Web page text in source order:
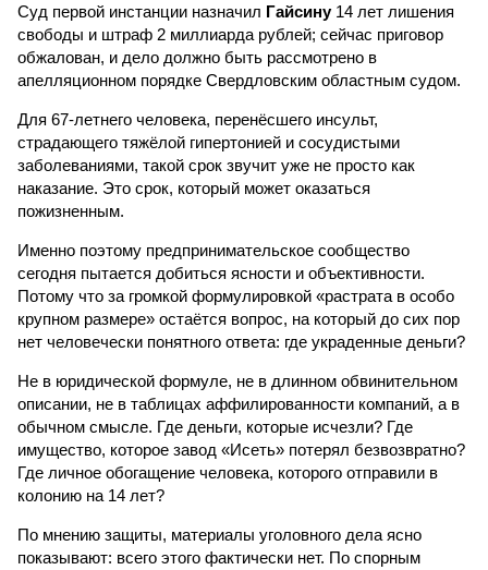
Суд первой инстанции назначил Гайсину 14 лет лишения
свободы и штраф 2 миллиарда рублей; сейчас приговор
обжалован, и дело должно быть рассмотрено в
апелляционном порядке Свердловским областным судом.
Для 67-летнего человека, перенёсшего инсульт,
страдающего тяжёлой гипертонией и сосудистыми
заболеваниями, такой срок звучит уже не просто как
наказание. Это срок, который может оказаться
пожизненным.
Именно поэтому предпринимательское сообщество
сегодня пытается добиться ясности и объективности.
Потому что за громкой формулировкой «растрата в особо
крупном размере» остаётся вопрос, на который до сих пор
нет человечески понятного ответа: где украденные деньги?
Не в юридической формуле, не в длинном обвинительном
описании, не в таблицах аффилированности компаний, а в
обычном смысле. Где деньги, которые исчезли? Где
имущество, которое завод «Исеть» потерял безвозвратно?
Где личное обогащение человека, которого отправили в
колонию на 14 лет?
По мнению защиты, материалы уголовного дела ясно
показывают: всего этого фактически нет. По спорным